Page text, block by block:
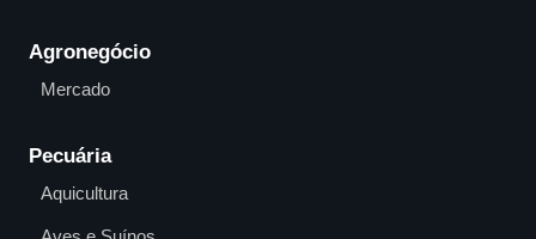
Agronegócio
Mercado
Pecuária
Aquicultura